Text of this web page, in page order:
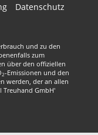
Datenschutz
und zu den
zum
über den offiziellen
2-Emissionen und den
werden, der an allen
Treuhand GmbH'